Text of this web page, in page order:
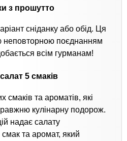
з прошутто
сніданку або обід. Ця
неповторною поєднанням
всім гурманам!
5 смаків
смаків та ароматів, які
кулінарну подорож.
надає салату
та аромат, який